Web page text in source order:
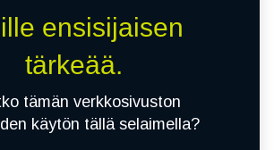
ensisijaisen
tärkeää.
tämän verkkosivuston
käytön tällä selaimella?